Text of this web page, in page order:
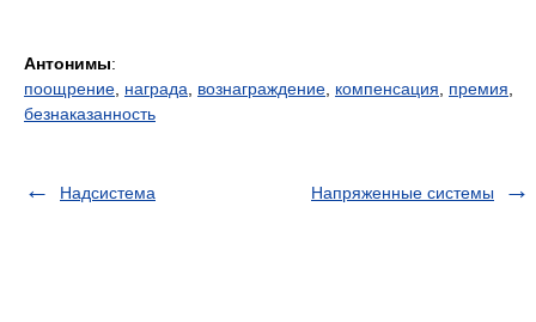
Антонимы:
поощрение награда вознаграждение компенсация премия
безнаказанность
Надсистема Напряженные системы